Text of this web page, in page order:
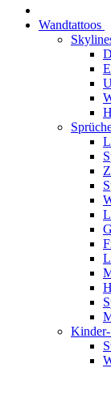
Wandtattoos